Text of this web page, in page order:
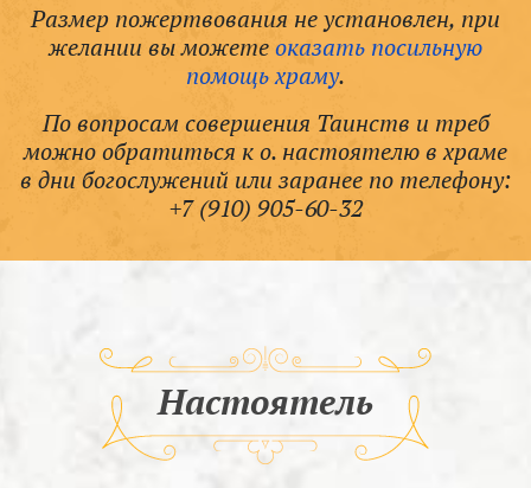
Размер пожертвования не установлен, при
желании вы можетеоказать посильную
помощь храму.
По вопросам совершения Таинств и треб
можно обратиться к о. настоятелю в храме
в дни богослужений или заранее по телефону:
+7 (910) 905-60-32
Настоятель